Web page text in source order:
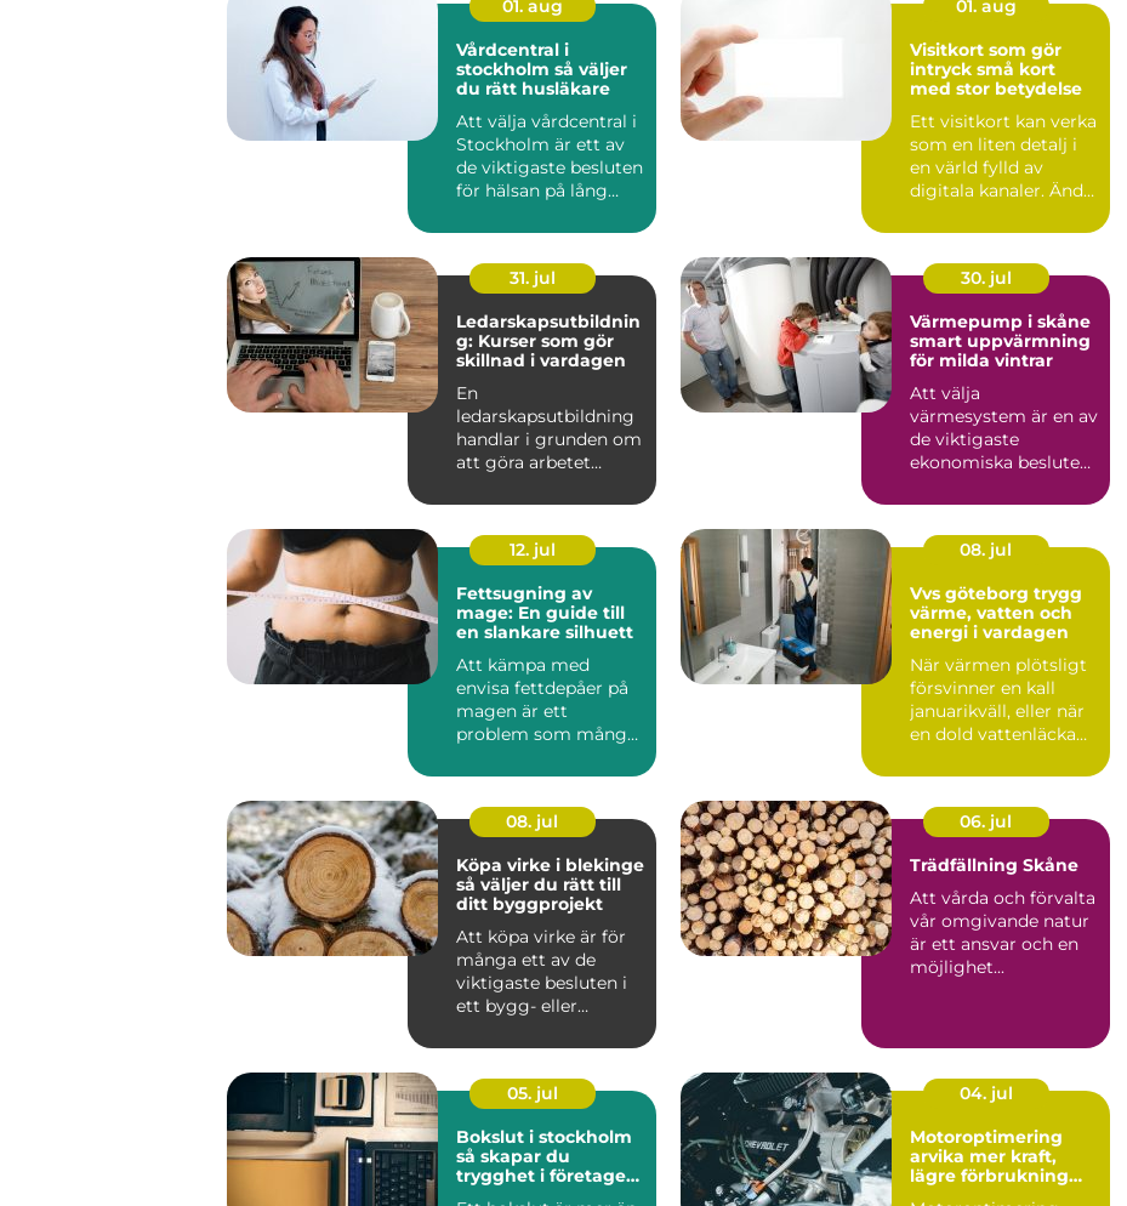
01. aug
Vårdcentral i
stockholm så väljer
du rätt husläkare
Att välja vårdcentral i
Stockholm är ett av
de viktigaste besluten
för hälsan på lång
01. aug
Visitkort som gör
intryck små kort
med stor betydelse
Ett visitkort kan verka
som en liten detalj i
en värld fylld av
digitala kanaler. Ändå
31. jul
Ledarskapsutbildnin
g: Kurser som gör
skillnad i vardagen
En
ledarskapsutbildning
handlar i grunden om
att göra arbetet
sjä...
30. jul
Värmepump i skåne
smart uppvärmning
för milda vintrar
Att välja
värmesystem är en av
de viktigaste
ekonomiska besluten
och fastighetsä...
12. jul
Fettsugning av
mage: En guide till
en slankare silhuett
Att kämpa med
envisa fettdepåer på
magen är ett
problem som många
08. jul
Vvs göteborg trygg
värme, vatten och
energi i vardagen
När värmen plötsligt
försvinner en kall
januarikväll, eller när
en dold vattenläcka
08. jul
Köpa virke i blekinge
så väljer du rätt till
ditt byggprojekt
Att köpa virke är för
många ett av de
viktigaste besluten i
ett bygg- eller
Vale...
06. jul
Trädfällning Skåne
Att vårda och förvalta
vår omgivande natur
är ett ansvar och en
möjlighet...
05. jul
Bokslut i stockholm
så skapar du
trygghet i företagets
04. jul
Motoroptimering
arvika mer kraft,
lägre förbrukning